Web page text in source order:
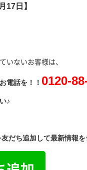
17日】
いないお客様は、
電話を！！ 0120-
♪
だち追加して最新情報を